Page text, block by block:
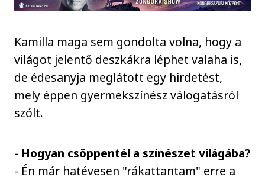
Kamilla maga sem gondolta volna, hogy a
világot jelentő deszkákra léphet valaha is,
de édesanyja meglátott egy hirdetést,
mely éppen gyermekszínész válogatásról
szólt.
- Hogyan csöppentél a színészet világába?
- Én már hatévesen "rákattantam" erre a